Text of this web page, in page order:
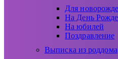
Для
На День
На юбилей
Поздравление
Выписка из роддома